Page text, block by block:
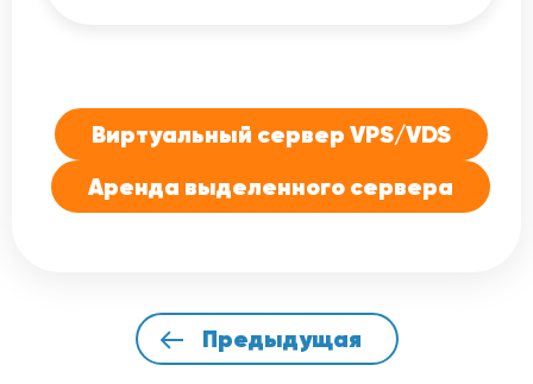
постепенно изучайте образы,
Dockerfile и Docker Compose.
Виртуальный сервер VPS/VDS
Аренда выделенного сервера
Предыдущая